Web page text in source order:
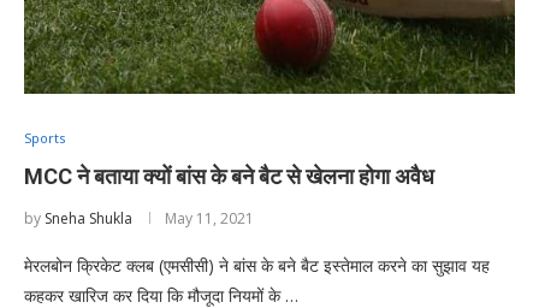
Sports
MCC ने बताया क्यों बांस के बने बैट से खेलना होगा अवैध
by Sneha Shukla May 11, 2021
मेरलबोन क्रिकेट क्लब (एमसीसी) ने बांस के बने बैट इस्तेमाल करने का सुझाव यह
कहकर खारिज कर दिया कि मौजूदा नियमों के …